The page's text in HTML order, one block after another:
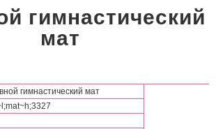
гимнастический
мат
гимнастический мат